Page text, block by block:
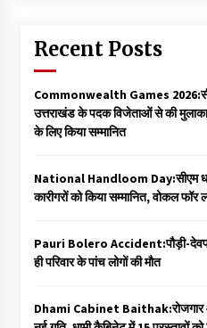
Recent Posts
Commonwealth Games
उत्तराखंड के पदक विजेताओं से की
के लिए किया सम्मानित
National Handloom Day:सीएम
कारीगरों को किया सम्मानित, वोकल फॉर
Pauri Bolero Accident:पौड़ी-
ही परिवार के पांच लोगों की मौत
Dhami Cabinet Baithak:रोजगार